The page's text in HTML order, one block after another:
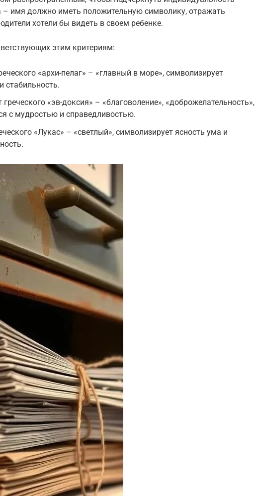
– имя должно иметь положительную символику, отражать
хотели бы видеть в своем ребенке.
этим критериям:
«архи-пелаг» – «главный в море», символизирует
стабильность.
греческого «эв-доксия» – «благоволение», «доброжелательность»,
с мудростью и справедливостью.
«Лукас» – «светлый», символизирует ясность ума и